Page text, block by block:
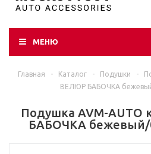
МЕНЮ
Главная - Каталог - Подушки -
ВЕЛЮР БАБОЧКА
Подушка AVM-AUTO
БАБОЧКА